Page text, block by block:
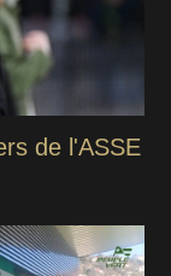
de l'ASSE